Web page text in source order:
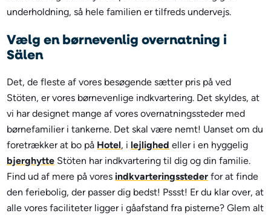
underholdning, så hele familien er tilfreds undervejs.
Vælg en børnevenlig overnatning i
Sälen
Det, de fleste af vores besøgende sætter pris på ved
Stöten, er vores børnevenlige indkvartering. Det skyldes, at
vi har designet mange af vores overnatningssteder med
børnefamilier i tankerne. Det skal være nemt! Uanset om du
foretrækker at bo på Hotel, i lejlighed eller i en hyggelig
bjerghytte Stöten har indkvartering til dig og din familie.
Find ud af mere på vores indkvarteringssteder for at finde
den feriebolig, der passer dig bedst! Pssst! Er du klar over, at
alle vores faciliteter ligger i gåafstand fra pisterne? Glem alt